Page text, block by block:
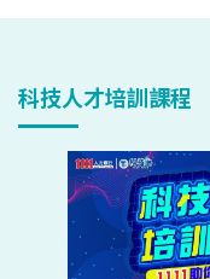
科技人才培訓課程